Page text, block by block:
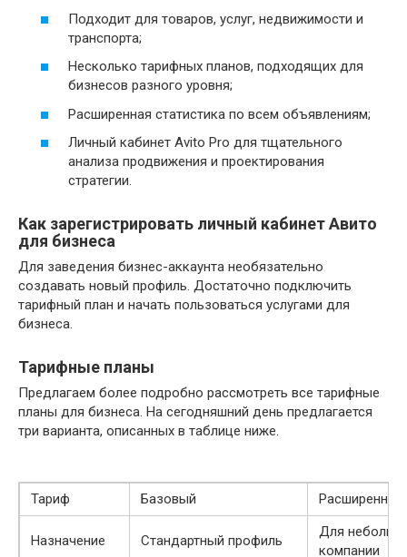
Подходит для товаров, услуг, недвижимости и
транспорта;
Несколько тарифных планов, подходящих для
бизнесов разного уровня;
Расширенная статистика по всем объявлениям;
Личный кабинет Avito Pro для тщательного
анализа продвижения и проектирования
стратегии.
Как зарегистрировать личный кабинет Авито
для бизнеса
Для заведения бизнес-аккаунта необязательно
создавать новый профиль. Достаточно подключить
тарифный план и начать пользоваться услугами для
бизнеса.
Тарифные планы
Предлагаем более подробно рассмотреть все тарифные
планы для бизнеса. На сегодняшний день предлагается
три варианта, описанных в таблице ниже.
Тариф Базовый Расширенный
Назначение Стандартный профиль
Для
компании